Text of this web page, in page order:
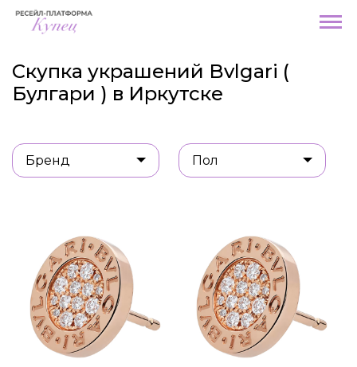
Скупка украшений Bvlgari (
Булгари ) в Иркутске
Бренд Пол